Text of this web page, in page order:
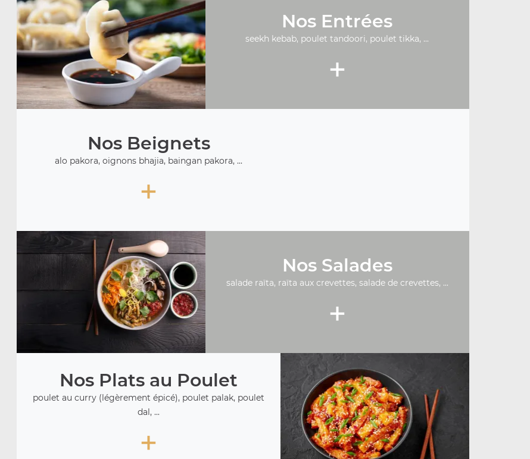
Nos Entrées
seekh kebab, poulet tandoori, poulet tikka, ...
+
Nos Beignets
alo pakora, oignons bhajia, baingan pakora, ...
+
Nos Salades
salade raïta, raïta aux crevettes, salade de crevettes, ...
+
Nos Plats au Poulet
poulet au curry (légèrement épicé), poulet palak, poulet
dal, ...
+